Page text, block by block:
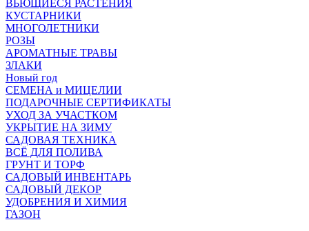
ВЬЮЩИЕСЯ РАСТЕНИЯ
КУСТАРНИКИ
МНОГОЛЕТНИКИ
РОЗЫ
АРОМАТНЫЕ ТРАВЫ
ЗЛАКИ
Новый год
СЕМЕНА и МИЦЕЛИИ
ПОДАРОЧНЫЕ СЕРТИФИКАТЫ
УХОД ЗА УЧАСТКОМ
УКРЫТИЕ НА ЗИМУ
САДОВАЯ ТЕХНИКА
ВСЁ ДЛЯ ПОЛИВА
ГРУНТ И ТОРФ
САДОВЫЙ ИНВЕНТАРЬ
САДОВЫЙ ДЕКОР
УДОБРЕНИЯ И ХИМИЯ
ГАЗОН